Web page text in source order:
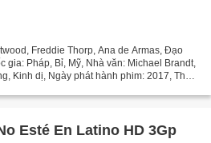
Freddie Thorp, Ana de Armas, Đạo
gia: Pháp, Bỉ, Mỹ, Nhà văn: Michael Brandt,
Kinh dị, Ngày phát hành phim: 2017, Thời
Esté En Latino HD 3Gp